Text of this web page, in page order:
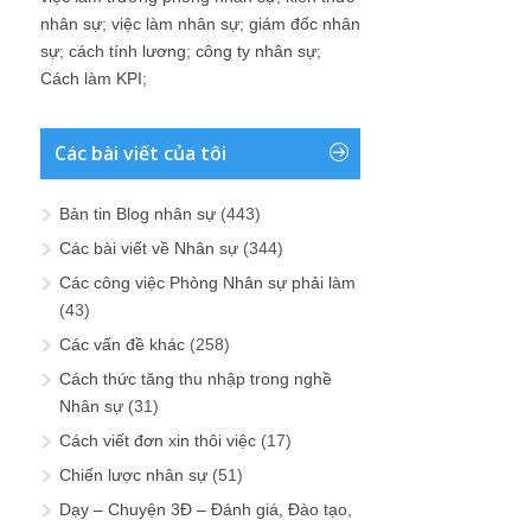
nhân sự; việc làm nhân sự; giám đốc nhân
sự; cách tính lương; công ty nhân sự;
Cách làm KPI;
Các bài viết của tôi
Bản tin Blog nhân sự (443)
Các bài viết về Nhân sự (344)
Các công việc Phòng Nhân sự phải làm
(43)
Các vấn đề khác (258)
Cách thức tăng thu nhập trong nghề
Nhân sự (31)
Cách viết đơn xin thôi việc (17)
Chiến lược nhân sự (51)
Dạy – Chuyện 3Đ – Đánh giá, Đào tạo,